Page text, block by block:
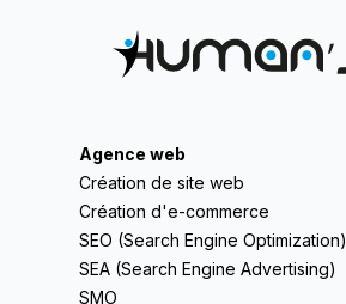
Agence web
Création de site web
Création d'e-commerce
SEO (Search Engine Optimization)
SEA (Search Engine Advertising)
SMO